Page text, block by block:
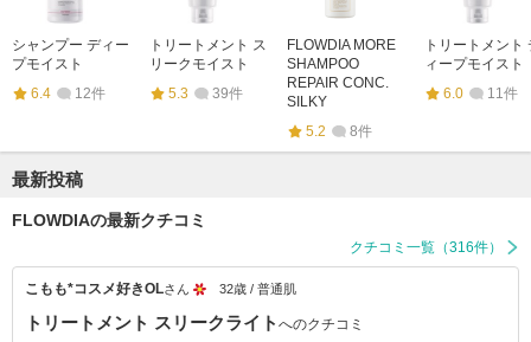
シャンプー ディー
プモイスト
6.4
12件
トリートメント ス
リークモイスト
5.3
39件
FLOWDIA MORE
SHAMPOO
REPAIR CONC.
SILKY
5.2
8件
トリートメント
ィープモイスト
6.0
11件
最新投稿
FLOWDIAの最新クチコミ
クチコミ一覧（316件）
こもも*コスメ好きOLさん 32歳 / 普通肌
トリートメント スリークライト へのクチコミ